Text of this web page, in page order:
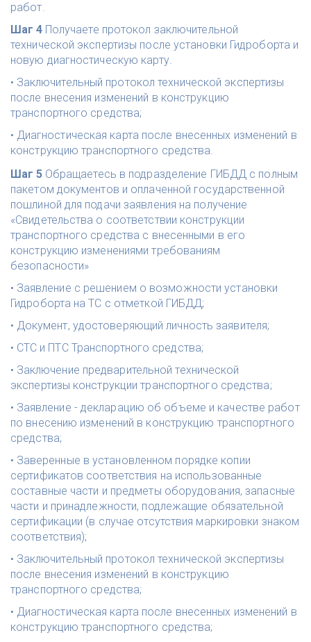
работ.
Шаг 4 Получаете протокол заключительной
технической экспертизы после установки Гидроборта и
новую диагностическую карту.
• Заключительный протокол технической экспертизы
после внесения изменений в конструкцию
транспортного средства;
• Диагностическая карта после внесенных изменений в
конструкцию транспортного средства.
Шаг 5 Обращаетесь в подразделение ГИБДД с полным
пакетом документов и оплаченной государственной
пошлиной для подачи заявления на получение
«Свидетельства о соответствии конструкции
транспортного средства с внесенными в его
конструкцию изменениями требованиям
безопасности»
• Заявление с решением о возможности установки
Гидроборта на ТС с отметкой ГИБДД;
• Документ, удостоверяющий личность заявителя;
• СТС и ПТС Транспортного средства;
• Заключение предварительной технической
экспертизы конструкции транспортного средства;
• Заявление - декларацию об объеме и качестве работ
по внесению изменений в конструкцию транспортного
средства;
• Заверенные в установленном порядке копии
сертификатов соответствия на использованные
составные части и предметы оборудования, запасные
части и принадлежности, подлежащие обязательной
сертификации (в случае отсутствия маркировки знаком
соответствия);
• Заключительный протокол технической экспертизы
после внесения изменений в конструкцию
транспортного средства;
• Диагностическая карта после внесенных изменений в
конструкцию транспортного средства;